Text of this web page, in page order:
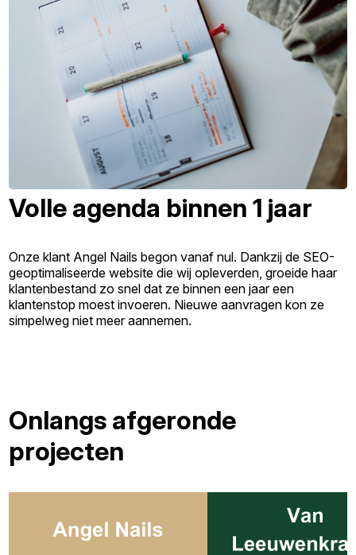
Volle agenda binnen 1 jaar
Onze klant Angel Nails begon vanaf nul. Dankzij de SEO-
geoptimaliseerde website die wij opleverden, groeide haar
klantenbestand zo snel dat ze binnen een jaar een
klantenstop moest invoeren. Nieuwe aanvragen kon ze
simpelweg niet meer aannemen.
Onlangs afgeronde
projecten